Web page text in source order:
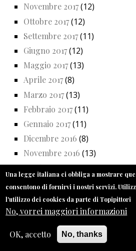
Novembre 2017(12)
Ottobre 2017(12)
Settembre 2017(11)
Giugno 2017(12)
Maggio 2017(13)
Aprile 2017(8)
Marzo 2017(13)
Febbraio 2017(11)
Gennaio 2017(11)
Dicembre 2016 (8)
Novembre 2016 (13)
Ottobre 2016(13)
Settembre 2016 (10)
Luglio 2016(2)
Giugno 2016(13)
Maggio 2016(13)
Aprile 2016(9)
Una legge italiana ci obbliga a mostrare
consentono di fornirvi i nostri servizi.
l'utilizzo dei cookies da parte di Topipittori
No, vorrei maggiori informazioni
OK, accetto No, thanks